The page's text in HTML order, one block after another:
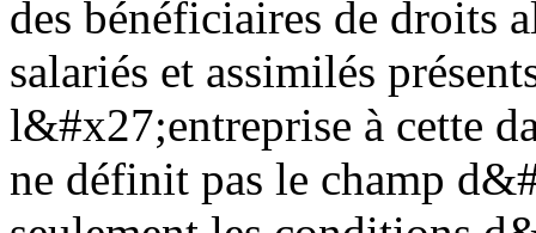
des bénéficiaires de droits
salariés et assimilés
l&#x27;entreprise à cette
ne définit pas le champ